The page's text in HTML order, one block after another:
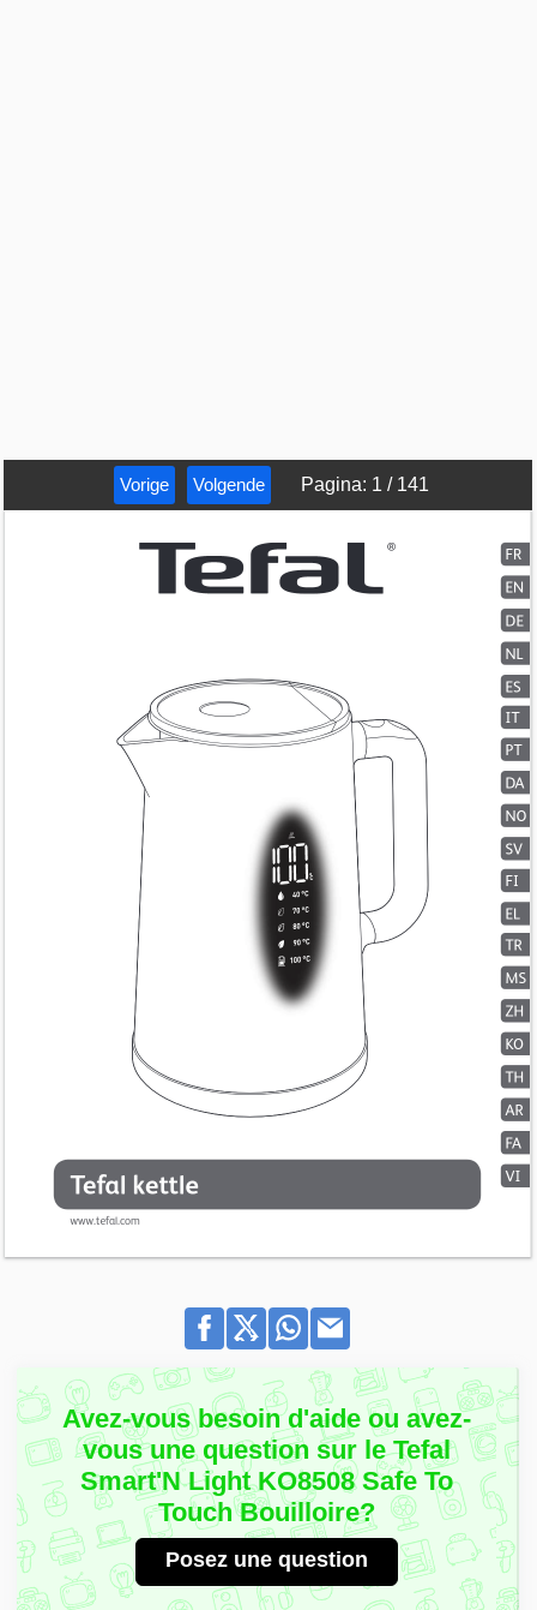
Vorige Volgende Pagina: 1 / 141
Avez-vous besoin d'aide ou avez-
vous une question sur le Tefal
Smart'N Light KO8508 Safe To
Touch Bouilloire?
Posez une question